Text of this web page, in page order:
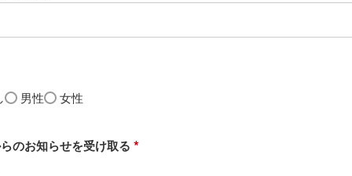
男性 女性
のお知らせを受け取る